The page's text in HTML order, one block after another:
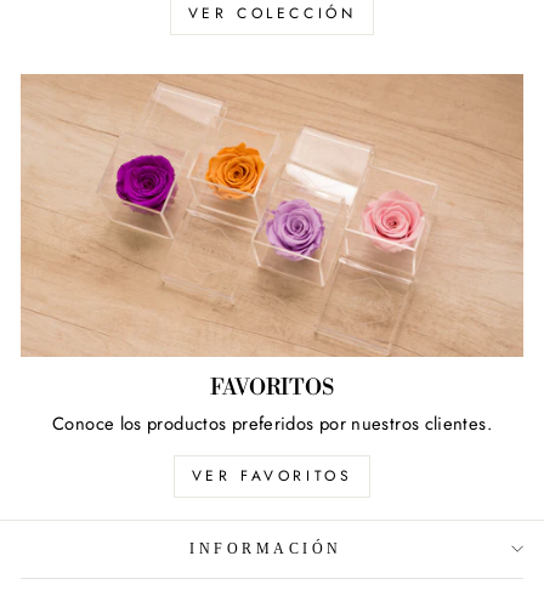
VER COLECCIÓN
FAVORITOS
Conoce los productos preferidos por nuestros clientes.
VER FAVORITOS
INFORMACIÓN